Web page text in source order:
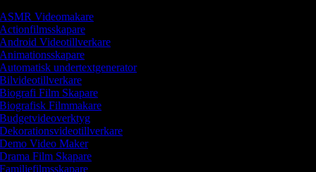
Videomakare
Videotillverkare
undertextgenerator
Film Skapare
Filmmakare
Video Maker
Film Skapare